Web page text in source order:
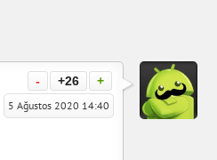
- +26 +
5 Ağustos 2020 14:40